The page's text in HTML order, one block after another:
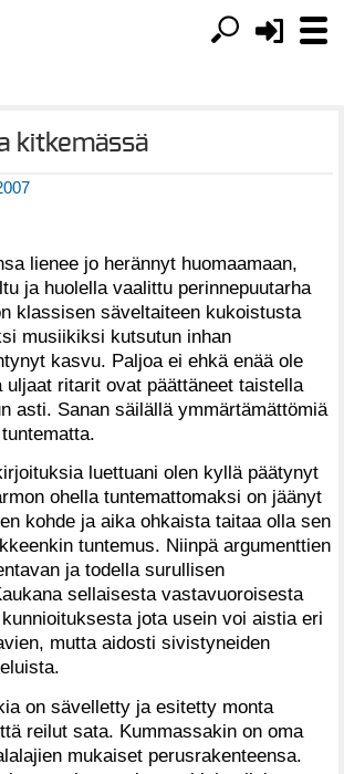
kitkemässä
lienee jo herännyt huomaamaan,
ja huolella vaalittu perinnepuutarha
klassisen säveltaiteen kukoistusta
musiikiksi kutsutun inhan
kasvu. Paljoa ei ehkä enää ole
uljaat ritarit ovat päättäneet taistella
asti. Sanan säilällä ymmärtämättömiä
luettuani olen kyllä päätynyt
ohella tuntemattomaksi on jäänyt
kohde ja aika ohkaista taitaa olla sen
tuntemus. Niinpä argumenttien
ja todella surullisen
sellaisesta vastavuoroisesta
jota usein voi aistia eri
mutta aidosti sivistyneiden
on sävelletty ja esitetty monta
reilut sata. Kummassakin on oma
mukaiset perusrakenteensa.